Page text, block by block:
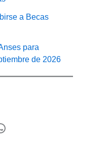
a Becas
para
de 2026